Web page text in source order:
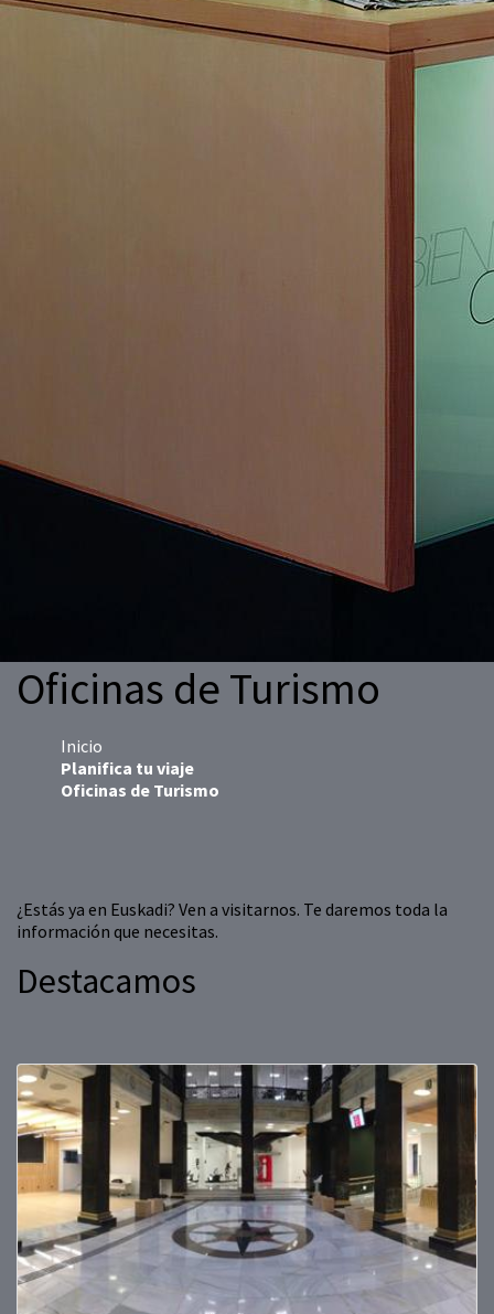
Oficinas de Turismo
Inicio
Planifica tu viaje
Oficinas de Turismo
¿Estás ya en Euskadi? Ven a visitarnos. Te daremos toda la
información que necesitas.
Destacamos